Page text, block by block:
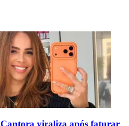
viraliza após faturar